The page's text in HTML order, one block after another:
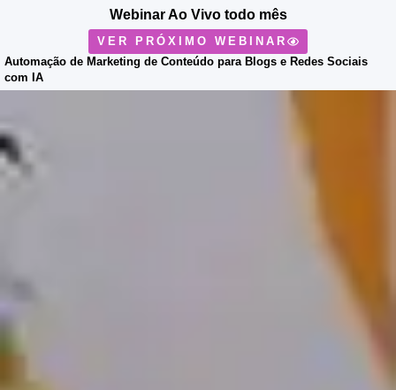
Webinar Ao Vivotodo mês
VER PRÓXIMO WEBINAR
Automação de Marketing de Conteúdo para Blogs e Redes Sociais
com IA